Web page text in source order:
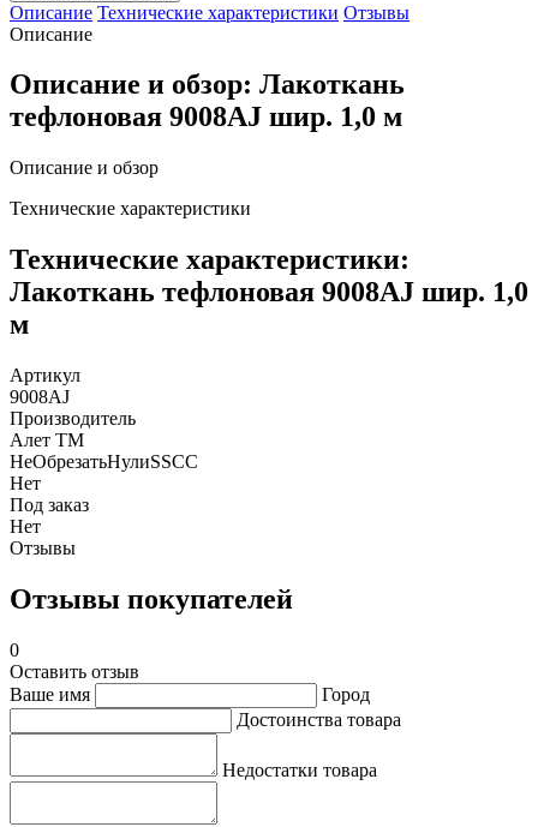
Описание Технические характеристики Отзывы
Описание
Описание и обзор: Лакоткань
тефлоновая 9008AJ шир. 1,0 м
Описание и обзор
Технические характеристики
Технические характеристики:
Лакоткань тефлоновая 9008AJ шир. 1,0
м
Артикул
9008AJ
Производитель
Алет ТМ
НеОбрезатьНулиSSCC
Нет
Под заказ
Нет
Отзывы
Отзывы покупателей
0
Оставить отзыв
Ваше имя
Город
Достоинства товара
Недостатки товара